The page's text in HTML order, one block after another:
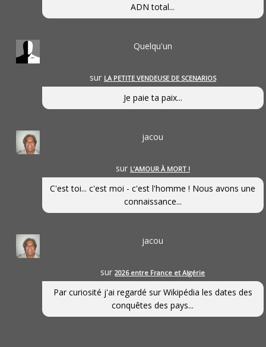
ADN total...
Quelqu'un
sur LA PETITE VENDEUSE DE SCENARIOS
Je paie ta paix...
jacou
sur L’AMOUR À MORT !
C'est toi... c'est moi - c'est l'homme ! Nous avons une
connaissance...
jacou
sur2026 entre France et Algérie
Par curiosité j'ai regardé sur Wikipédia les dates des
conquêtes des pays...